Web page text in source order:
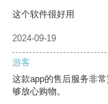
这个软件很好用
2024-09-19
游客
这款app的售后服务非
够放心购物。